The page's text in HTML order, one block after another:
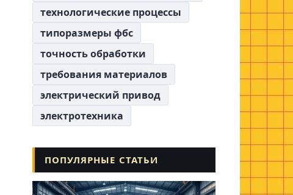
технологические процессы
типоразмеры фбс
точность обработки
требования материалов
электрический привод
электротехника
ПОПУЛЯРНЫЕ СТАТЬИ